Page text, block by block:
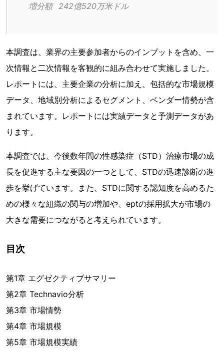
増分額	242億520万米ドル
本調査は、業界の主要参加者からのインプットを含め、一
次情報と二次情報を客観的に組み合わせて実施しました。
レポートには、主要企業の分析に加え、包括的な市場規模
データ、地域別分析によるセグメント、ベンダー情勢が含
まれています。レポートには実績データと予測データがあ
ります。
本調査では、今後数年間の性感染症（STD）治療市場の成
長を促進する主な要因の一つとして、STDの迅速診断の進
歩を挙げています。また、STDに関する認知度を高めるた
めの様々な組織の関与の増加や、eptの採用拡大が市場の
大きな需要につながると考えられています。
目次
第1章 エグゼクティブサマリー
第2章 Technavio分析
第3章 市場情勢
第4章 市場規模
第5章 市場規模実績